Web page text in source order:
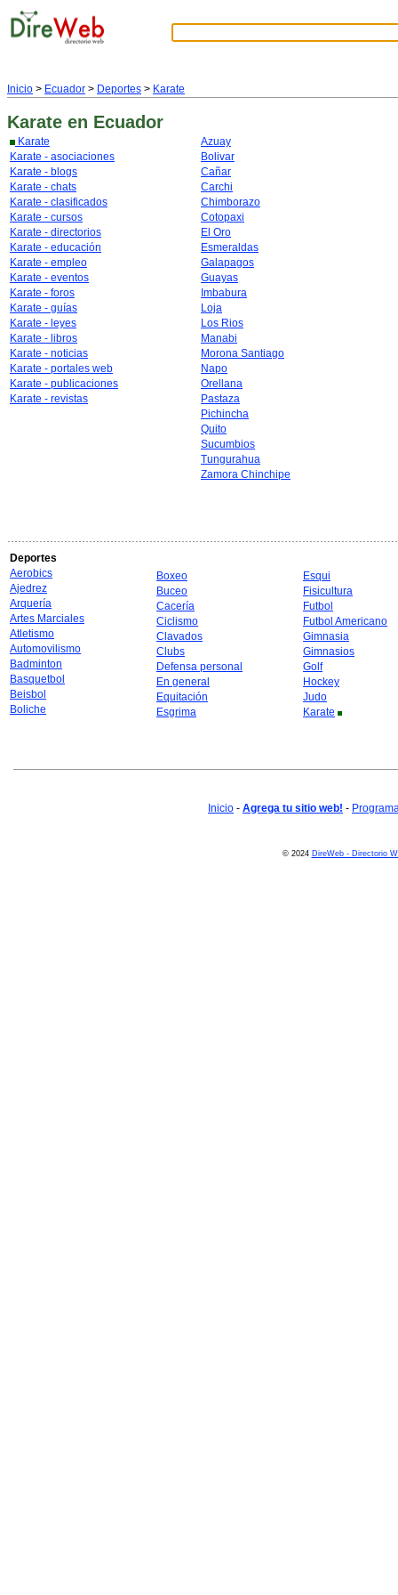
Inicio > Ecuador > Deportes > Karate
Karate en Ecuador
Karate
Karate - asociaciones
Karate - blogs
Karate - chats
Karate - clasificados
Karate - cursos
Karate - directorios
Karate - educación
Karate - empleo
Karate - eventos
Karate - foros
Karate - guías
Karate - leyes
Karate - libros
Karate - noticias
Karate - portales web
Karate - publicaciones
Karate - revistas
Azuay
Bolivar
Cañar
Carchi
Chimborazo
Cotopaxi
El Oro
Esmeraldas
Galapagos
Guayas
Imbabura
Loja
Los Rios
Manabi
Morona Santiago
Napo
Orellana
Pastaza
Pichincha
Quito
Sucumbios
Tungurahua
Zamora Chinchipe
Deportes
Aerobics
Ajedrez
Arquería
Artes Marciales
Atletismo
Automovilismo
Badminton
Basquetbol
Beisbol
Boliche
Boxeo
Buceo
Cacería
Ciclismo
Clavados
Clubs
Defensa personal
En general
Equitación
Esgrima
Esqui
Fisicultura
Futbol
Futbol Americano
Gimnasia
Gimnasios
Golf
Hockey
Judo
Karate
Inicio - Agrega tu sitio web! -
© 2024 DireWeb - Directorio